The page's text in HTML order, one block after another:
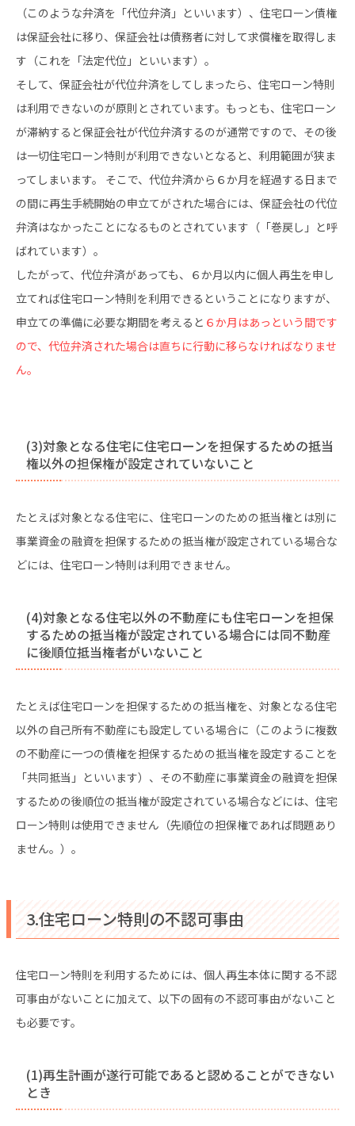
（このような弁済を「代位弁済」といいます）、住宅ローン債権
は保証会社に移り、保証会社は債務者に対して求償権を取得しま
す（これを「法定代位」といいます）。
そして、保証会社が代位弁済をしてしまったら、住宅ローン特則
は利用できないのが原則とされています。もっとも、住宅ローン
が滞納すると保証会社が代位弁済するのが通常ですので、その後
は一切住宅ローン特則が利用できないとなると、利用範囲が狭ま
ってしまいます。 そこで、代位弁済から６か月を経過する日まで
の間に再生手続開始の申立てがされた場合には、保証会社の代位
弁済はなかったことになるものとされています（「巻戻し」と呼
ばれています）。
したがって、代位弁済があっても、６か月以内に個人再生を申し
立てれば住宅ローン特則を利用できるということになりますが、
申立ての準備に必要な期間を考えると ６か月はあっという間です
ので、代位弁済された場合は直ちに行動に移らなければなりませ
ん。
(3)対象となる住宅に住宅ローンを担保するための抵当
権以外の担保権が設定されていないこと
たとえば対象となる住宅に、住宅ローンのための抵当権とは別に
事業資金の融資を担保するための抵当権が設定されている場合な
どには、住宅ローン特則は利用できません。
(4)対象となる住宅以外の不動産にも住宅ローンを担保
するための抵当権が設定されている場合には同不動産
に後順位抵当権者がいないこと
たとえば住宅ローンを担保するための抵当権を、対象となる住宅
以外の自己所有不動産にも設定している場合に（このように複数
の不動産に一つの債権を担保するための抵当権を設定することを
「共同抵当」といいます）、その不動産に事業資金の融資を担保
するための後順位の抵当権が設定されている場合などには、住宅
ローン特則は使用できません（先順位の担保権であれば問題あり
ません。）。
3.住宅ローン特則の不認可事由
住宅ローン特則を利用するためには、個人再生本体に関する不認
可事由がないことに加えて、以下の固有の不認可事由がないこと
も必要です。
(1)再生計画が遂行可能であると認めることができない
とき